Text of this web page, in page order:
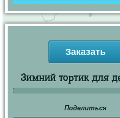
Заказать
Зимний тортик для
Поделиться